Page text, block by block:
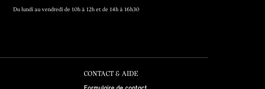
Du lundi au vendredi de 10h à 12h et de 14h à 16h30
CONTACT & AIDE